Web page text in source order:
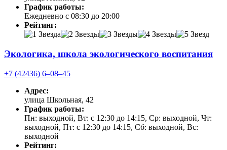
График работы:
Ежедневно с 08:30 до 20:00
Рейтинг:
Экологика, школа экологического воспитания
+7 (42436) 6‒08‒45
Адрес:
улица Школьная, 42
График работы:
Пн: выходной, Вт: с 12:30 до 14:15, Ср: выходной, Чт:
выходной, Пт: с 12:30 до 14:15, Сб: выходной, Вс:
выходной
Рейтинг: